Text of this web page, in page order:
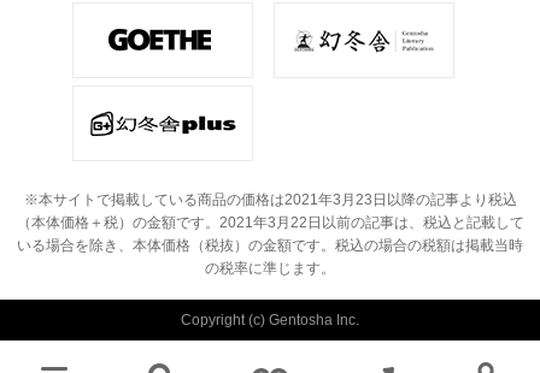
※本サイトで掲載している商品の価格は2021年3月23日以降の記事より税込
（本体価格＋税）の金額です。 2021年3月22日以前の記事は、税込と記載して
いる場合を除き、本体価格（税抜）の金額です。 税込の場合の税額は掲載当時
の税率に準じます。
Copyright (c) Gentosha Inc.